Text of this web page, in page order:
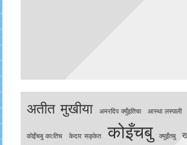
अतीत मुखीया अमरदिप क्युँइतिचा आस्था लस्पाली
काेइँचबु काःतिच केदार सङ्केत कोइँचबु क्युइँतबु